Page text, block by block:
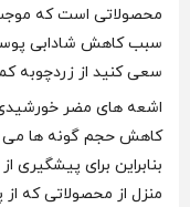
محصولاتی است که
سبب کاهش شادابی
سعی کنید از زردچوبه
اشعه های مضر
کاهش حجم گونه ها می
بنابراین برای پیشگیری
منزل از محصولاتی که